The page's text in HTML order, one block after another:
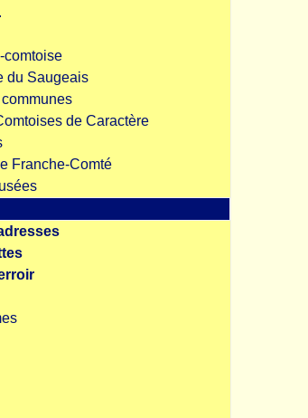
comtoise
du Saugeais
de Caractère
Franche-Comté